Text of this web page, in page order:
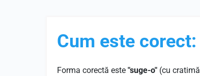
Cum este
Forma corectă este "suge-o" (cu